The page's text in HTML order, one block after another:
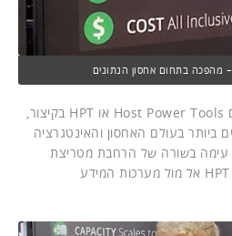
"השימוש בכלים אלו, הנקראים Host Power Tools או HPT בקיצור,
ביותר בעולם האחסון והאינטגרציה
גרסה 3.0 מביאה עימה בשורה של הרחבת מטריצת
התמיכה והעמקת היכולות של HPT אל מול מערכות המידע